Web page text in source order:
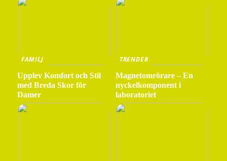
FAMILJ
Upplev Komfort och Stil
med Breda Skor för
Damer
TRENDER
Magnetomrörare – En
nyckelkomponent i
laboratoriet